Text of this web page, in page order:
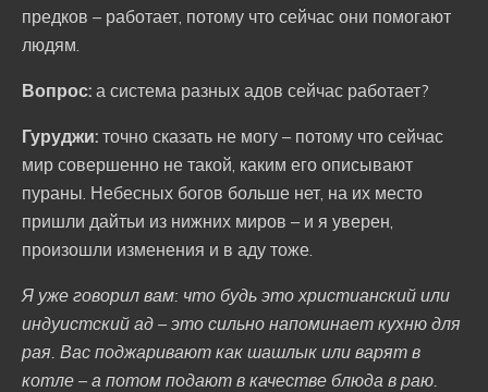
предков – работает, потому что сейчас они помогают
людям.
Вопрос: а система разных адов сейчас работает?
Гуруджи: точно сказать не могу – потому что сейчас
мир совершенно не такой, каким его описывают
пураны. Небесных богов больше нет, на их место
пришли дайтьи из нижних миров – и я уверен,
произошли изменения и в аду тоже.
Я уже говорил вам: что будь это христианский или
индуистский ад – это сильно напоминает кухню для
рая. Вас поджаривают как шашлык или варят в
котле – а потом подают в качестве блюда в раю.